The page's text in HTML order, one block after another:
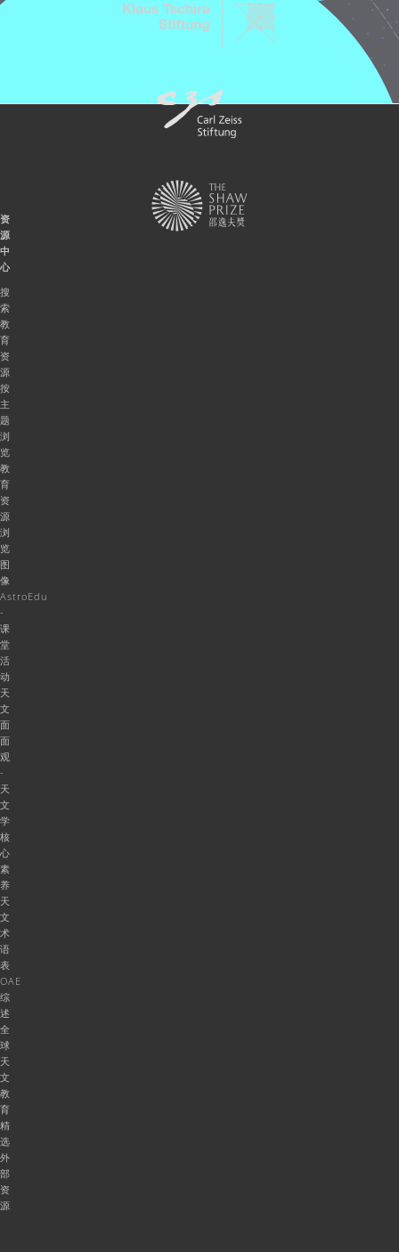
资
源
中
心
搜
索
教
育
资
源
按
主
题
浏
览
教
育
资
源
浏
览
图
像
AstroEdu
-
课
堂
活
动
天
文
面
面
观
-
天
文
学
核
心
素
养
天
文
术
语
表
OAE
综
述
全
球
天
文
教
育
精
选
外
部
资
源